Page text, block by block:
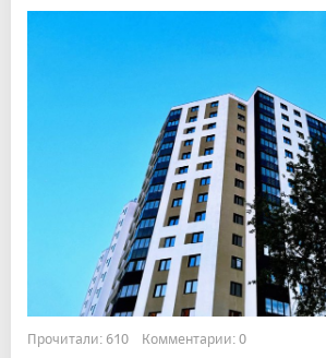
Прочитали: 610 Комментарии: 0